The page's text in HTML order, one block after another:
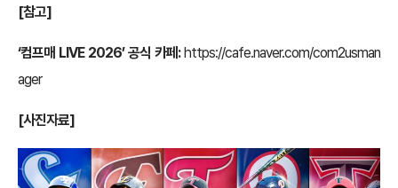
[참고]
‘컴프매 LIVE 2026’ 공식 카페: https://cafe.naver.com/com2usman
ager
[사진자료]